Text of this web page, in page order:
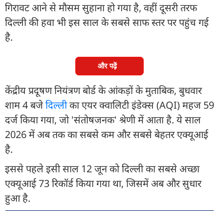
गिरावट आने से मौसम सुहाना हो गया है, वहीं दूसरी तरफ
दिल्ली की हवा भी इस साल के सबसे साफ स्तर पर पहुंच गई
है.
और पढ़ें
केंद्रीय प्रदूषण नियंत्रण बोर्ड के आंकड़ों के मुताबिक, बुधवार
शाम 4 बजेदिल्लीका एयर क्वालिटी इंडेक्स (AQI) महज 59
दर्ज किया गया, जो 'संतोषजनक' श्रेणी में आता है. ये साल
2026 में अब तक का सबसे कम और सबसे बेहतर एक्यूआई
है.
इससे पहले इसी साल 12 जून को दिल्ली का सबसे अच्छा
एक्यूआई 73 रिकॉर्ड किया गया था, जिसमें अब और सुधार
हुआ है.